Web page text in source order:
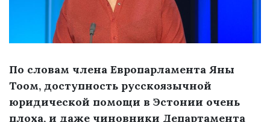
По словам члена Европарламента Яны
Тоом, доступность русскоязычной
юридической помощи в Эстонии очень
плоха, и даже чиновники Департамента